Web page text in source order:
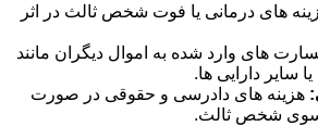
های درمانی یا فوت شخص ثالث در اثر
های وارد شده به اموال دیگران مانند
سایر دارایی ها.
هزینه های دادرسی و حقوقی در صورت
شخص ثالث.